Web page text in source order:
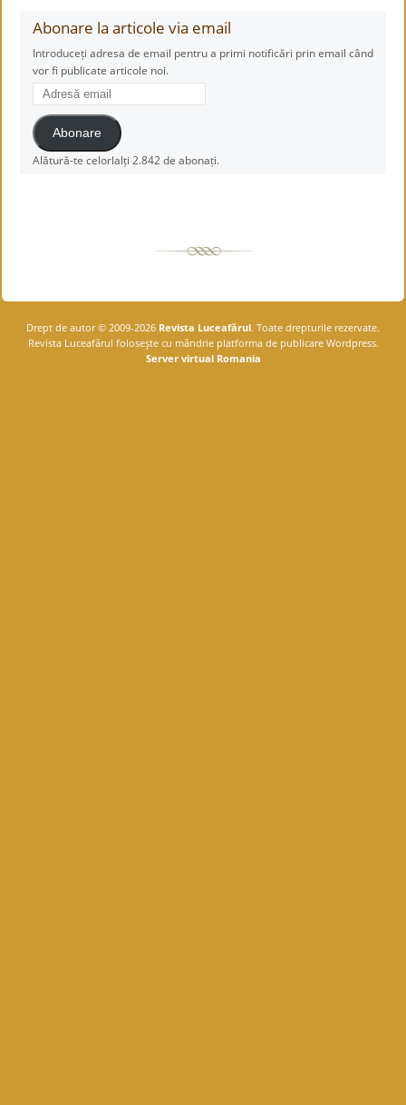
Abonare la articole via email
Introduceți adresa de email pentru a primi notificări prin email când
vor fi publicate articole noi.
Adresă
email
Abonare
Alătură-te celorlalți 2.842 de abonați.
Drept de autor © 2009-2026 Revista Luceafărul. Toate drepturile rezervate.
Revista Luceafărul foloseşte cu mândrie platforma de publicare Wordpress.
Server virtual Romania